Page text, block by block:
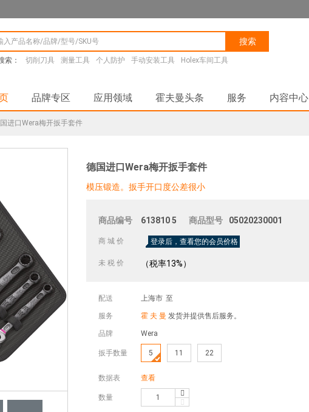
搜索
索： 切削刀具 测量工具 个人防护 手动安装工具 Holex车间工具
品牌专区 应用领域 霍夫曼头条 服务 内容中心
进口Wera梅开扳手套件
德国进口Wera梅开扳手套件
模压锻造。扳手开口度公差很小
商品编号 6138105 商品型号 05020230001
商 城 价 登录后，查看您的会员价格
未 税 价 （税率13%）
配送 上海市 至
服务 霍 夫 曼 发货并提供售后服务。
品牌 Wera
扳手数量 5 11 22
数据表 查看
数量